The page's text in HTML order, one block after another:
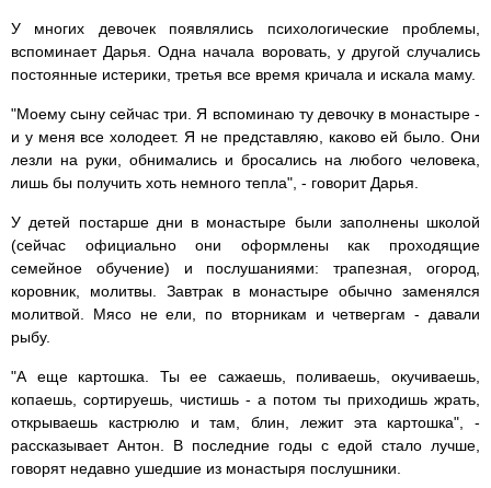
У многих девочек появлялись психологические проблемы,
вспоминает Дарья. Одна начала воровать, у другой случались
постоянные истерики, третья все время кричала и искала маму.
"Моему сыну сейчас три. Я вспоминаю ту девочку в монастыре -
и у меня все холодеет. Я не представляю, каково ей было. Они
лезли на руки, обнимались и бросались на любого человека,
лишь бы получить хоть немного тепла", - говорит Дарья.
У детей постарше дни в монастыре были заполнены школой
(сейчас официально они оформлены как проходящие
семейное обучение) и послушаниями: трапезная, огород,
коровник, молитвы. Завтрак в монастыре обычно заменялся
молитвой. Мясо не ели, по вторникам и четвергам - давали
рыбу.
"А еще картошка. Ты ее сажаешь, поливаешь, окучиваешь,
копаешь, сортируешь, чистишь - а потом ты приходишь жрать,
открываешь кастрюлю и там, блин, лежит эта картошка", -
рассказывает Антон. В последние годы с едой стало лучше,
говорят недавно ушедшие из монастыря послушники.